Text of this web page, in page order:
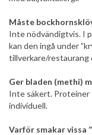
Måste
Inte nödvändigtvis. I
kan den ingå under
tillverkare/restaurang
Ger bladen (methi)
Inte säkert. Proteiner
individuell.
Varför smakar vissa